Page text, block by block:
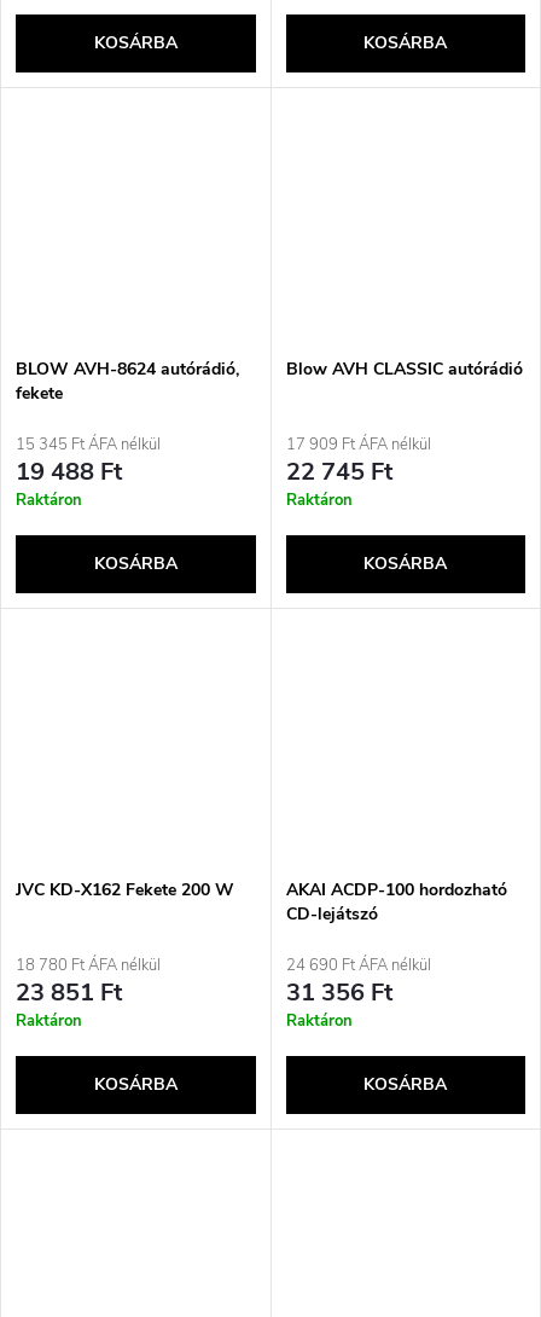
KOSÁRBA KOSÁRBA
BLOW AVH-8624 autórádió,
fekete
15 345 Ft ÁFA nélkül
19 488 Ft
Raktáron
KOSÁRBA
Blow AVH CLASSIC autórádió
17 909 Ft ÁFA nélkül
22 745 Ft
Raktáron
KOSÁRBA
JVC KD-X162 Fekete 200 W
18 780 Ft ÁFA nélkül
23 851 Ft
Raktáron
KOSÁRBA
AKAI ACDP-100 hordozható
CD-lejátszó
24 690 Ft ÁFA nélkül
31 356 Ft
Raktáron
KOSÁRBA